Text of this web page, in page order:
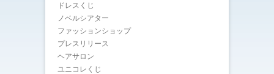
ドレスくじ
ノベルシアター
ファッションショップ
プレスリリース
ヘアサロン
ユニコレくじ